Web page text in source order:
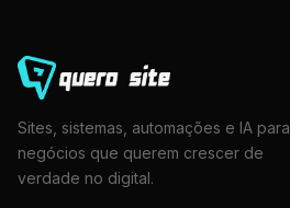
Sites, sistemas, automações e IA para
negócios que querem crescer de
verdade no digital.